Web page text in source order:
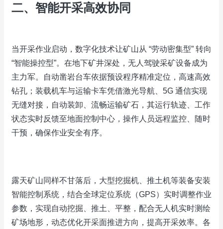
二、智能开采高效协同
当开采作业启动，数字化技术让矿山从 “劳动密集型” 转向
“智能操控型”。在地下矿井深处，无人驾驶采矿设备成为
主力军。自动凿岩台车依据预设程序精准定位，高速高效
钻孔；装载机车与运输卡车凭借激光导航、5G 通信实现
无缝对接，自动装卸、流畅运输矿石，其运行轨迹、工作
状态实时反馈至地面控制中心，操作人员远程监控、随时
干预，确保作业安全有序。
露天矿山同样不甘落后，大型挖掘机、推土机等装备安装
智能控制系统，结合全球定位系统（GPS）实时调整作业
参数，实现自动挖掘、推土、平整，配合无人机实时测绘
矿场地形，动态优化开采面推进方向，提高开采效率。各